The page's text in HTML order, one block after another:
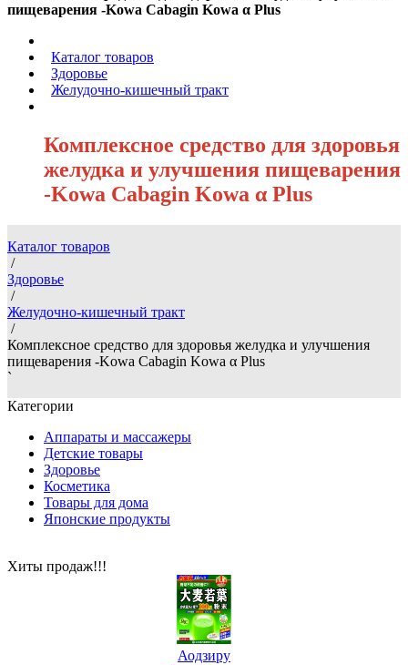
пищеварения -Kowa Cabagin Kowa α Plus
Каталог товаров
Здоровье
Желудочно-кишечный тракт
Комплексное средство для здоровья
желудка и улучшения пищеварения
-Kowa Cabagin Kowa α Plus
Каталог товаров
/
Здоровье
/
Желудочно-кишечный тракт
/
Комплексное средство для здоровья желудка и улучшения
пищеварения -Kowa Cabagin Kowa α Plus
`
Категории
Аппараты и массажеры
Детские товары
Здоровье
Косметика
Товары для дома
Японские продукты
Хиты продаж!!!
Аодзиру